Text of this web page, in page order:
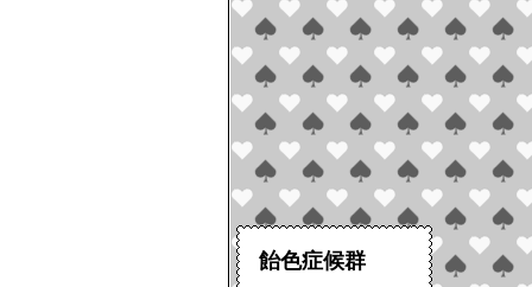
飴色症候群